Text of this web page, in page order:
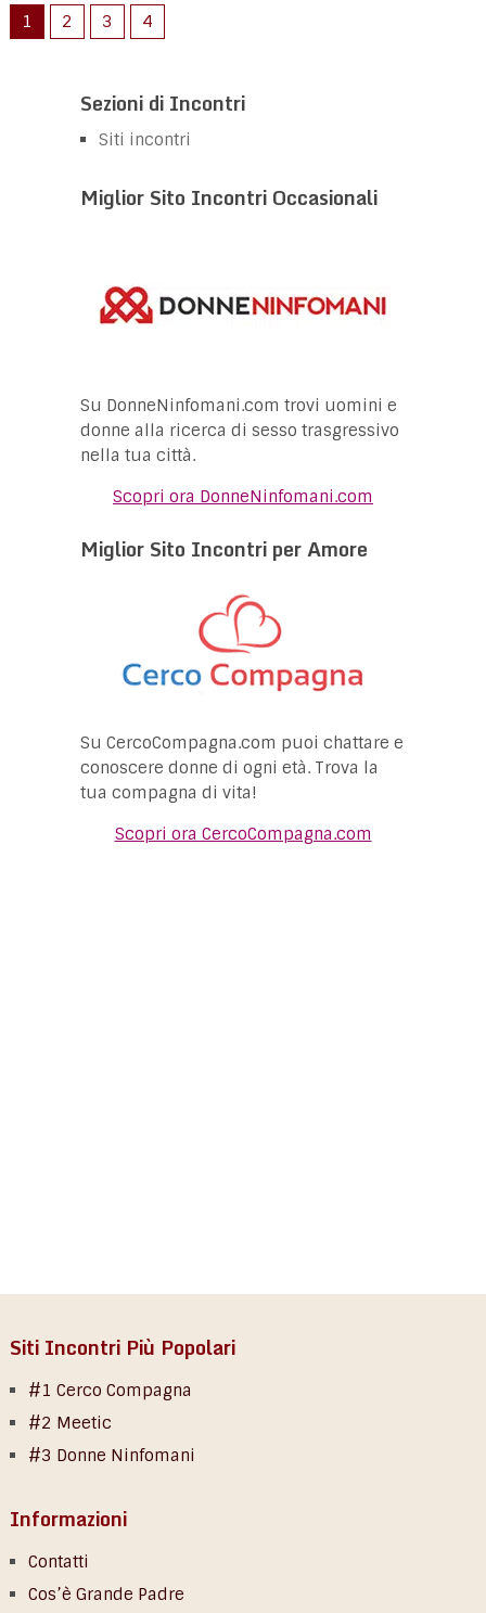
1 2 3 4
Sezioni di Incontri
Siti incontri
Miglior Sito Incontri Occasionali
Su DonneNinfomani.com trovi uomini e
donne alla ricerca di sesso trasgressivo
nella tua città.
Scopri ora DonneNinfomani.com
Miglior Sito Incontri per Amore
Su CercoCompagna.com puoi chattare e
conoscere donne di ogni età. Trova la
tua compagna di vita!
Scopri ora CercoCompagna.com
Siti Incontri Più Popolari
#1 Cerco Compagna
#2 Meetic
#3 Donne Ninfomani
Informazioni
Contatti
Cos’è Grande Padre